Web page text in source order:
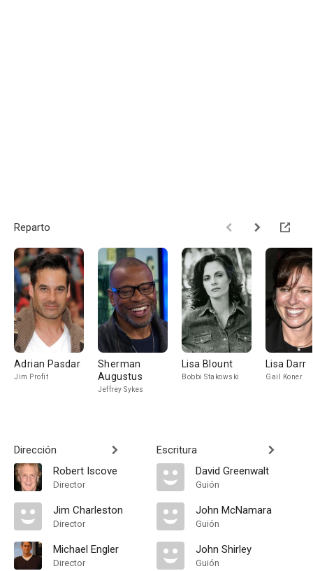
Reparto
Adrian Pasdar
Jim Profit
Sherman
Augustus
Jeffrey Sykes
Lisa Blount
Bobbi Stakowski
Lisa Darr
Gail Koner
Dirección
Robert Iscove
Director
Jim Charleston
Director
Michael Engler
Director
Escritura
David Greenwalt
Guión
John McNamara
Guión
John Shirley
Guión